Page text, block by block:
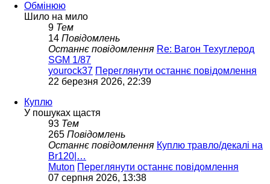
Обмінюю
Шило на мило
9 Тем
14 Повідомлень
Останнє повідомлення Re: Вагон Техуглерод
SGM 1/87
yourock37 Переглянути останнє повідомлення
22 березня 2026, 22:39
Куплю
У пошуках щастя
93 Тем
265 Повідомлень
Останнє повідомлення Куплю травло/декалі на
Br120|…
Muton Переглянути останнє повідомлення
07 серпня 2026, 13:38